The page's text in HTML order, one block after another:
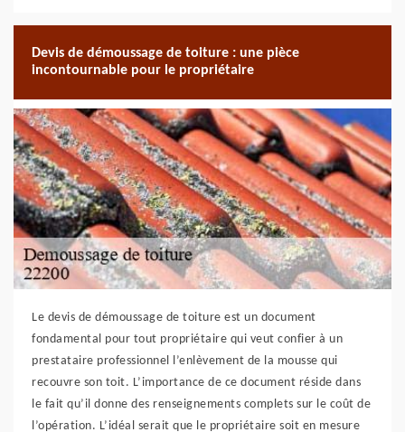
Devis de démoussage de toiture : une pièce
incontournable pour le propriétaire
Le devis de démoussage de toiture est un document
fondamental pour tout propriétaire qui veut confier à un
prestataire professionnel l’enlèvement de la mousse qui
recouvre son toit. L’importance de ce document réside dans
le fait qu’il donne des renseignements complets sur le coût de
l’opération. L’idéal serait que le propriétaire soit en mesure